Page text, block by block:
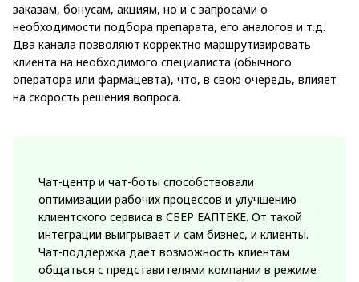
заказам, бонусам, акциям, но и с запросами о
необходимости подбора препарата, его аналогов и т.д.
Два канала позволяют корректно маршрутизировать
клиента на необходимого специалиста (обычного
оператора или фармацевта), что, в свою очередь, влияет
на скорость решения вопроса.
Чат-центр и чат-боты способствовали
оптимизации рабочих процессов и улучшению
клиентского сервиса в СБЕР ЕАПТЕКЕ. От такой
интеграции выигрывает и сам бизнес, и клиенты.
Чат-поддержка дает возможность клиентам
общаться с представителями компании в режиме